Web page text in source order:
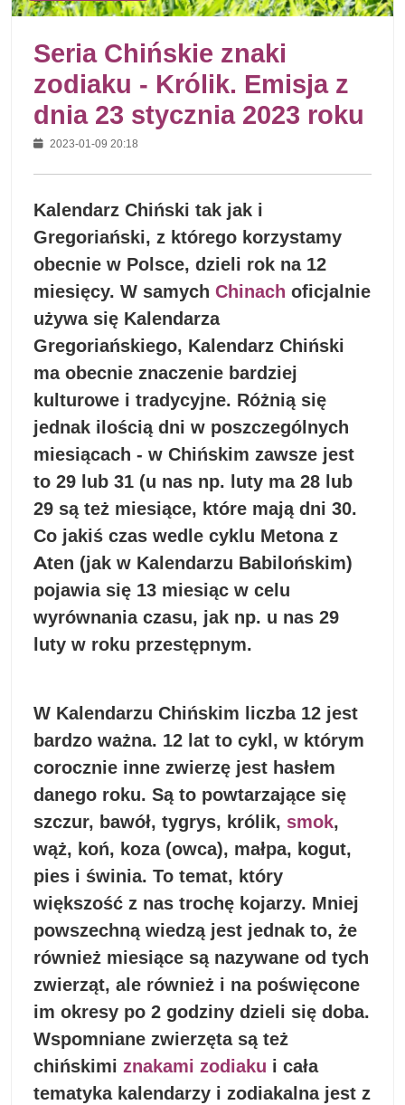
Seria Chińskie znaki
zodiaku - Królik. Emisja z
dnia 23 stycznia 2023 roku
2023-01-09 20:18
Kalendarz Chiński tak jak i
Gregoriański, z którego korzystamy
obecnie w Polsce, dzieli rok na 12
miesięcy. W samych Chinach oficjalnie
używa się Kalendarza
Gregoriańskiego, Kalendarz Chiński
ma obecnie znaczenie bardziej
kulturowe i tradycyjne. Różnią się
jednak ilością dni w poszczególnych
miesiącach - w Chińskim zawsze jest
to 29 lub 31 (u nas np. luty ma 28 lub
29 są też miesiące, które mają dni 30.
Co jakiś czas wedle cyklu Metona z
Aten (jak w Kalendarzu Babilońskim)
pojawia się 13 miesiąc w celu
wyrównania czasu, jak np. u nas 29
luty w roku przestępnym.
W Kalendarzu Chińskim liczba 12 jest
bardzo ważna. 12 lat to cykl, w którym
corocznie inne zwierzę jest hasłem
danego roku. Są to powtarzające się
szczur, bawół, tygrys, królik, smok,
wąż, koń, koza (owca), małpa, kogut,
pies i świnia. To temat, który
większość z nas trochę kojarzy. Mniej
powszechną wiedzą jest jednak to, że
również miesiące są nazywane od tych
zwierząt, ale również i na poświęcone
im okresy po 2 godziny dzieli się doba.
Wspomniane zwierzęta są też
chińskimi znakami zodiaku i cała
tematyka kalendarzy i zodiakalna jest z